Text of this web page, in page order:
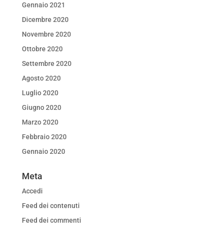
Gennaio 2021
Dicembre 2020
Novembre 2020
Ottobre 2020
Settembre 2020
Agosto 2020
Luglio 2020
Giugno 2020
Marzo 2020
Febbraio 2020
Gennaio 2020
Meta
Accedi
Feed dei contenuti
Feed dei commenti